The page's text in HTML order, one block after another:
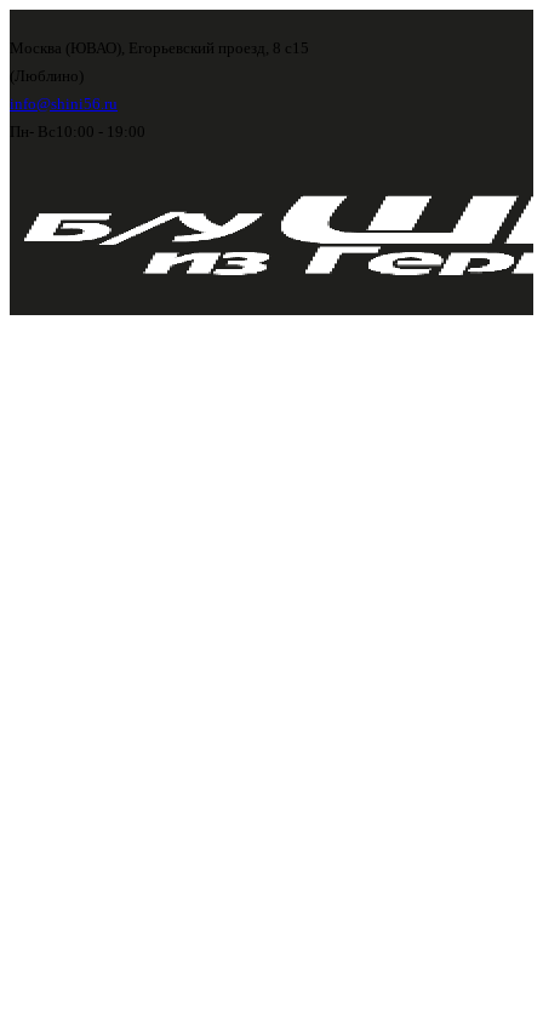
Москва (ЮВАО), Егорьевский проезд, 8 с15
(Люблино)
info@shini56.ru
Пн- Вс 10:00 - 19:00